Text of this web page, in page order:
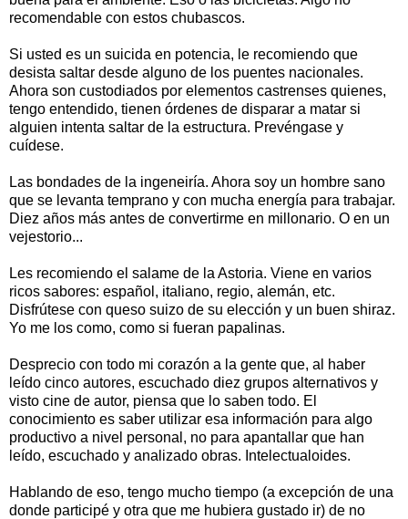
recomendable con estos chubascos.
Si usted es un suicida en potencia, le recomiendo que
desista saltar desde alguno de los puentes nacionales.
Ahora son custodiados por elementos castrenses quienes,
tengo entendido, tienen órdenes de disparar a matar si
alguien intenta saltar de la estructura. Prevéngase y
cuídese.
Las bondades de la ingeneiría. Ahora soy un hombre sano
que se levanta temprano y con mucha energía para trabajar.
Diez años más antes de convertirme en millonario. O en un
vejestorio...
Les recomiendo el salame de la Astoria. Viene en varios
ricos sabores: español, italiano, regio, alemán, etc.
Disfrútese con queso suizo de su elección y un buen shiraz.
Yo me los como, como si fueran papalinas.
Desprecio con todo mi corazón a la gente que, al haber
leído cinco autores, escuchado diez grupos alternativos y
visto cine de autor, piensa que lo saben todo. El
conocimiento es saber utilizar esa información para algo
productivo a nivel personal, no para apantallar que han
leído, escuchado y analizado obras. Intelectualoides.
Hablando de eso, tengo mucho tiempo (a excepción de una
donde participé y otra que me hubiera gustado ir) de no